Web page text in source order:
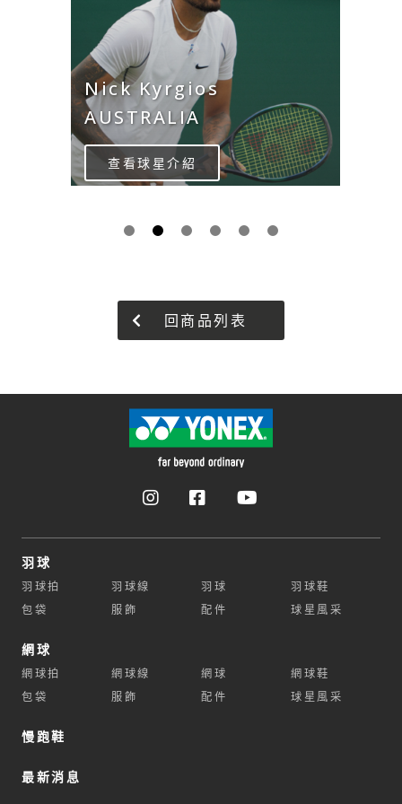
Nick Kyrgios
AUSTRALIA
查看球星介紹
回商品列表
羽球
羽球拍 羽球線 羽球
羽球鞋
包袋
服飾 配件 球星風采
網球
網球拍 網球線 網球
網球鞋
包袋
服飾 配件 球星風采
慢跑鞋
最新消息